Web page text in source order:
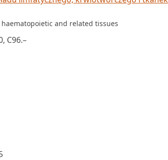
and related tissues
C96.–